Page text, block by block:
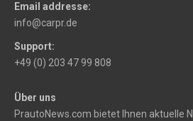
Email addresse:
info@carpr.de
Support:
+49 (0) 203 47 99 808
Über uns
PrautoNews.com bietet Ihnen aktuelle